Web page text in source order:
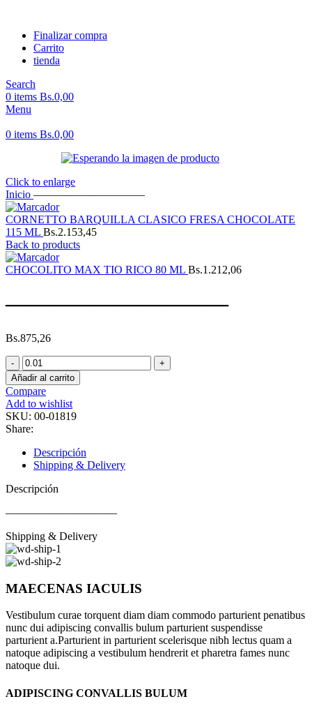
Finalizar compra
Carrito
tienda
Search
0 items Bs.0,00
Menu
0 items Bs.0,00
Click to enlarge
Inicio ——————————
CORNETTO BARQUILLA CLASICO FRESA CHOCOLATE
115 ML Bs.2.153,45
Back to products
CHOCOLITO MAX TIO RICO 80 ML Bs.1.212,06
——————————
Bs.875,26
-
-
-
-
-
-
-
-
-
-
-
-
-
-
-
-
-
-
-
-
-
Añadir al carrito
Compare
Add to wishlist
SKU: 00-01819
Share:
Descripción
Shipping & Delivery
Descripción
——————————
Shipping & Delivery
MAECENAS IACULIS
Vestibulum curae torquent diam diam commodo parturient penatibus
nunc dui adipiscing convallis bulum parturient suspendisse
parturient a.Parturient in parturient scelerisque nibh lectus quam a
natoque adipiscing a vestibulum hendrerit et pharetra fames nunc
natoque dui.
ADIPISCING CONVALLIS BULUM